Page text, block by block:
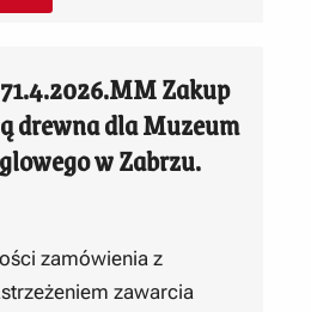
Zakup
drewna dla Muzeum
w Zabrzu.
zamówienia z
zawarcia